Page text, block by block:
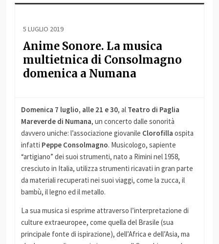
5 LUGLIO 2019
Anime Sonore. La musica
multietnica di Consolmagno
domenica a Numana
Domenica 7 luglio, alle 21 e 30, al Teatro di Paglia
Mareverde di Numana, un concerto dalle sonorità
davvero uniche: l’associazione giovanile Clorofilla ospita
infatti Peppe Consolmagno. Musicologo, sapiente
“artigiano” dei suoi strumenti, nato a Rimini nel 1958,
cresciuto in Italia, utilizza strumenti ricavati in gran parte
da materiali recuperati nei suoi viaggi, come la zucca, il
bambù, il legno ed il metallo.
La sua musica si esprime attraverso l’interpretazione di
culture extraeuropee, come quella del Brasile (sua
principale fonte di ispirazione), dell’Africa e dell’Asia, ma